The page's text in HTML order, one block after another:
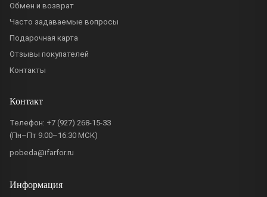
Обмен и возврат
Часто задаваемые вопросы
Подарочная карта
Отзывы покупателей
Контакты
Контакт
Телефон: +7 (927) 268-15-33
(Пн–Пт 9:00–16:30 МСК)
pobeda@ifarfor.ru
Информация